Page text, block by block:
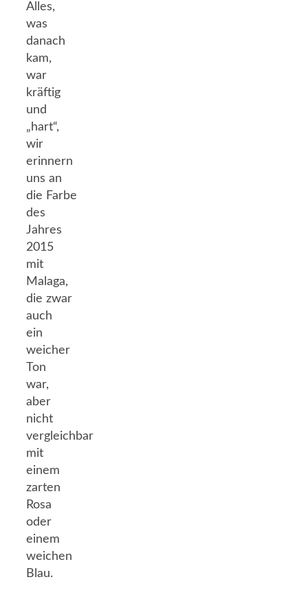
Alles,
was
danach
kam,
war
kräftig
und
„hart“,
wir
erinnern
uns an
die Farbe
des
Jahres
2015
mit
Malaga,
die zwar
auch
ein
weicher
Ton
war,
aber
nicht
vergleichbar
mit
einem
zarten
Rosa
oder
einem
weichen
Blau.